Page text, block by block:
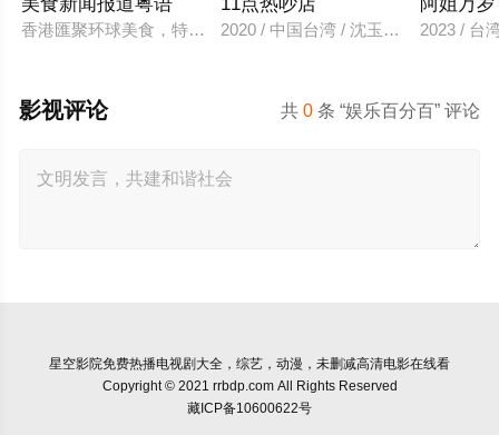
香港匯聚环球美食，特色佳餚、贴地料理受到识饮识食之人的
2020 / 中国台湾 / 沈玉琳,殷悦2023 / 台
共0 条 “娱乐百分百” 评论
影视评论
星空影院免费热播电视剧大全，综艺，动漫，未删减高清电影在线看
Copyright © 2021 rrbdp.com All Rights Reserved
藏ICP备10600622号